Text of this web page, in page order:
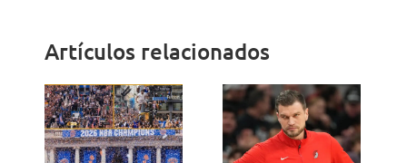
Artículos relacionados